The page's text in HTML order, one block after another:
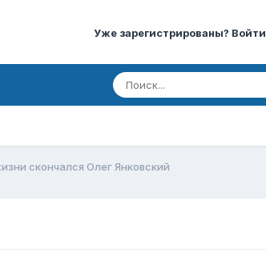
Уже зарегистрированы? Войти
скончался Олег Янковский